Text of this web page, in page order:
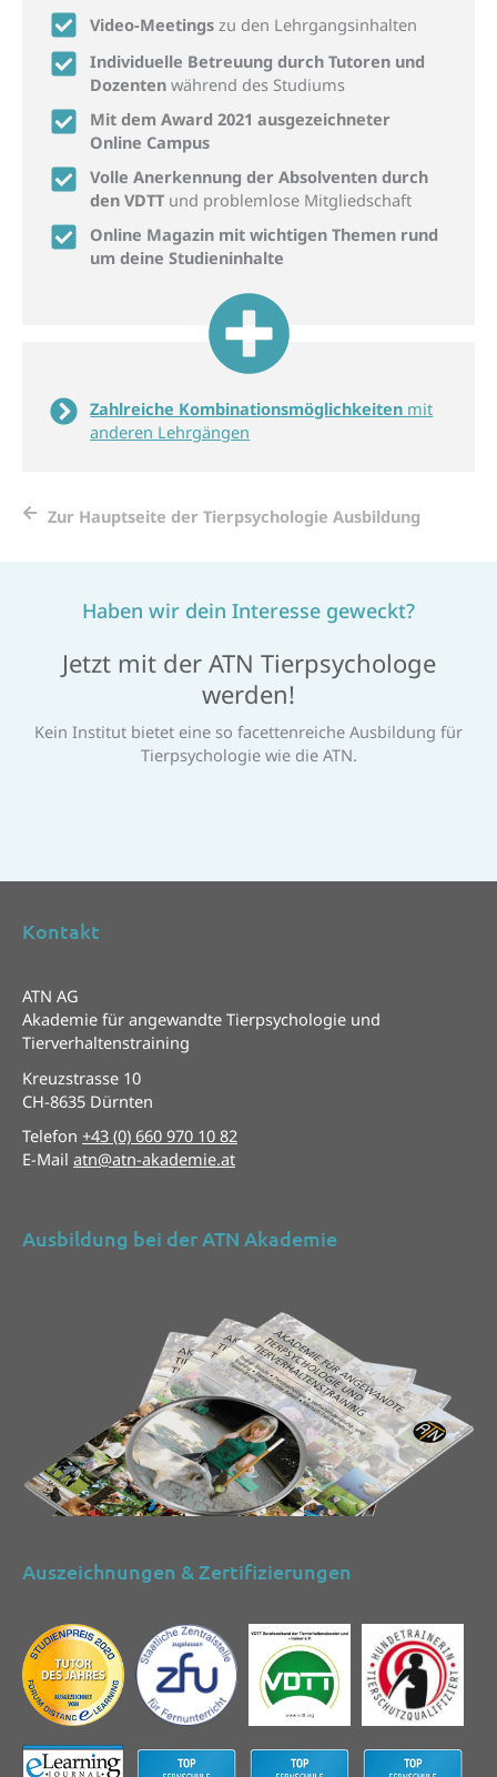
Video-Meetings zu den Lehrgangsinhalten
Individuelle Betreuung durch Tutoren und
Dozenten während des Studiums
Mit dem Award 2021 ausgezeichneter
Online Campus
Volle Anerkennung der Absolventen durch
den VDTT und problemlose Mitgliedschaft
Online Magazin mit wichtigen Themen rund
um deine Studieninhalte
Zahl­reiche Kombi­nations­mög­lich­keiten mit
anderen Lehr­gängen
Zur Hauptseite der Tierpsychologie Ausbildung
Haben wir dein Interesse geweckt?
Jetzt mit der ATN Tierpsychologe
werden!
Kein Institut bietet eine so facettenreiche Ausbildung für
Tierpsychologie wie die ATN.
Kontakt
ATN AG
Akademie für angewandte Tierpsychologie und
Tierverhaltenstraining
Kreuzstrasse 10
CH-8635 Dürnten
Telefon +43 (0) 660 970 10 82
E-Mail atn@atn-akademie.at
Ausbildung bei der ATN Akademie
Auszeichnungen & Zertifizierungen